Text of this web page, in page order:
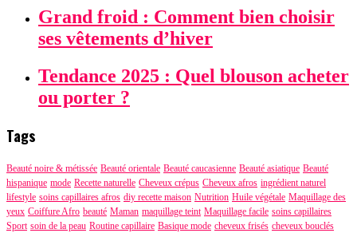
Grand froid : Comment bien choisir
ses vêtements d’hiver
Tendance 2025 : Quel blouson acheter
ou porter ?
Tags
Beauté noire & métissée Beauté orientale Beauté caucasienne Beauté asiatique Beauté
hispanique mode Recette naturelle Cheveux crépus Cheveux afros ingrédient naturel
lifestyle soins capillaires afros diy recette maison Nutrition Huile végétale Maquillage des
yeux Coiffure Afro beauté Maman maquillage teint Maquillage facile soins capillaires
Sport soin de la peau Routine capillaire Basique mode cheveux frisés cheveux bouclés